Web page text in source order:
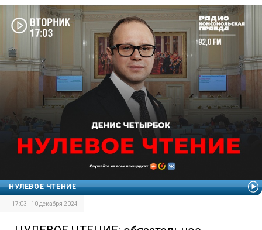
НУЛЕВОЕ ЧТЕНИЕ
17:03 | 10 декабря 2024